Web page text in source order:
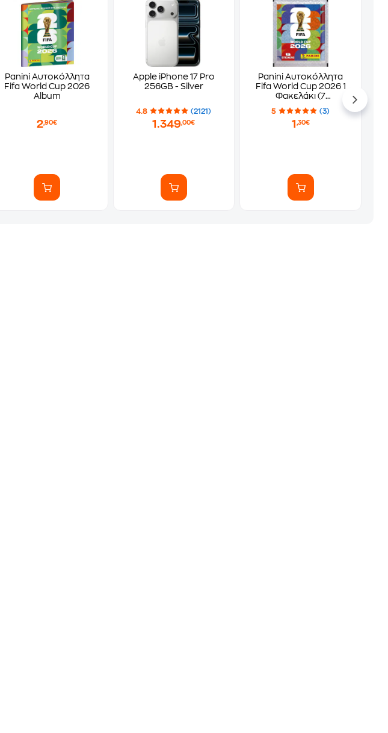
Panini Αυτοκόλλητα
Fifa World Cup 2026
Album
2,90€
Apple iPhone 17 Pro
256GB - Silver
4.8 (2121)
1.349,00€
Panini Αυτοκόλλητα
Fifa World Cup 2026 1
Φακελάκι (7
Αυτοκόλλητα)
5 (3)
1 ,30€